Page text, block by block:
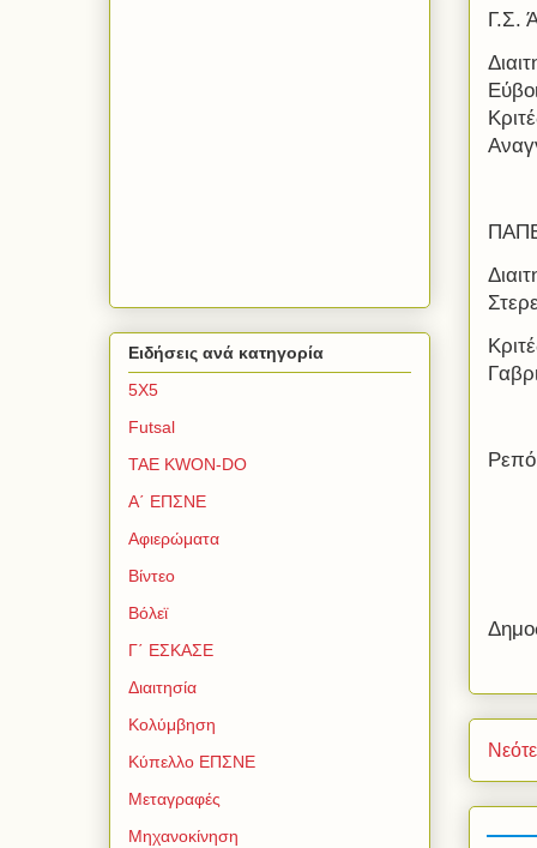
Γ.Σ.
Ειδήσεις ανά κατηγορία
5Χ5
Futsal
TAE KWON-DO
Α΄ ΕΠΣΝΕ
Αφιερώματα
Βίντεο
Βόλεϊ
Γ΄ ΕΣΚΑΣΕ
Διαιτησία
Κολύμβηση
Κύπελλο ΕΠΣΝΕ
Μεταγραφές
Μηχανοκίνηση